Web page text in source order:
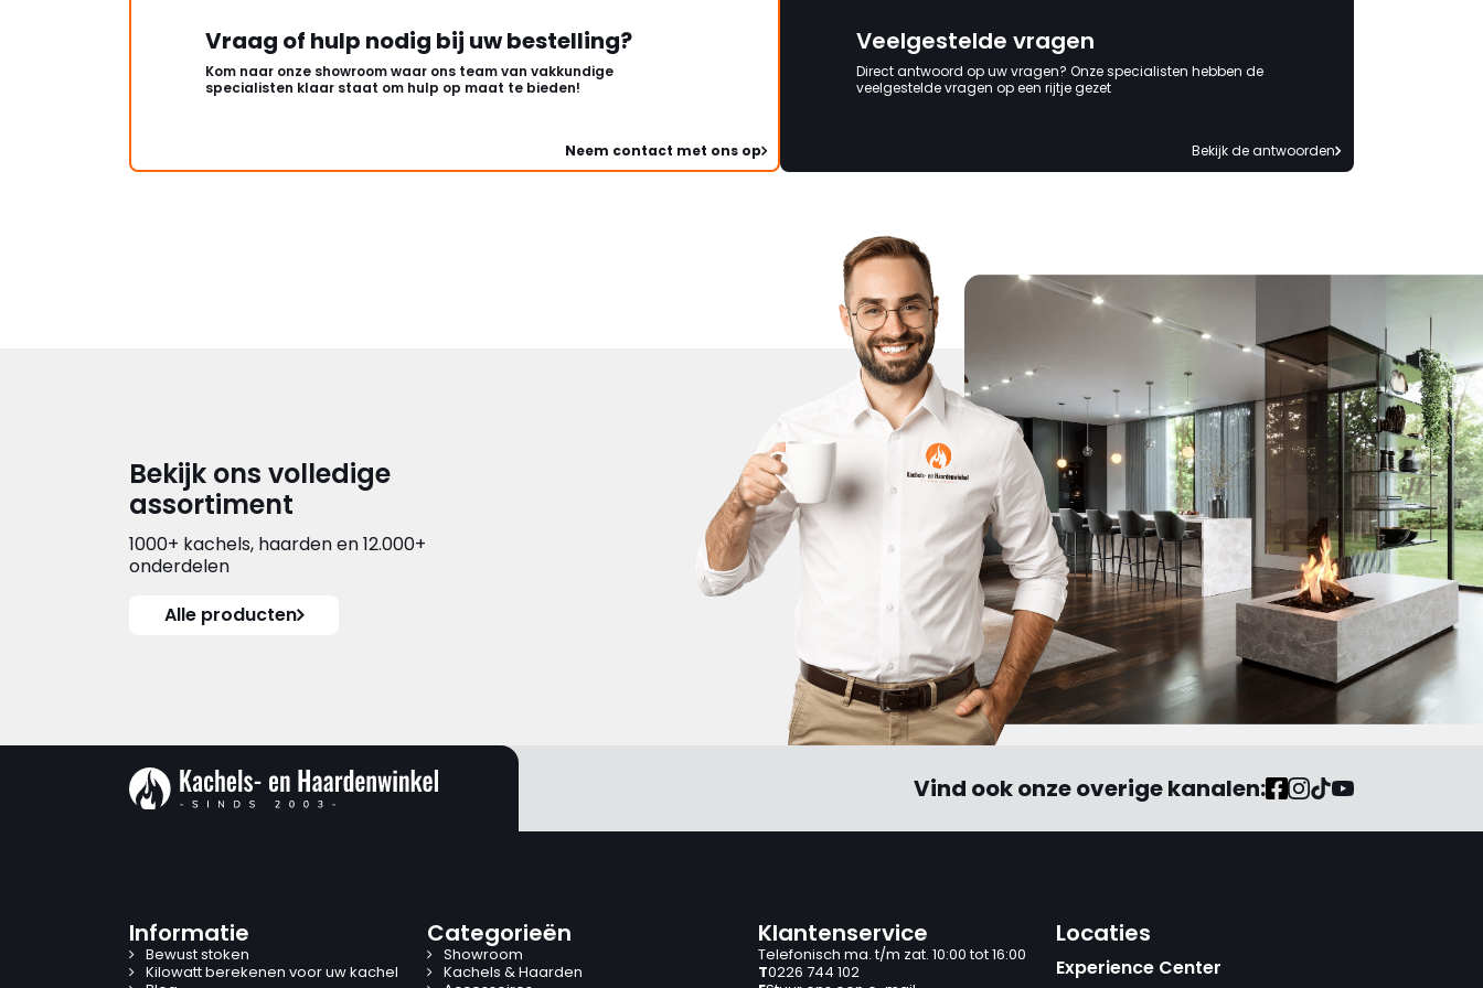
Vraag of hulp nodig bij uw bestelling?
Kom naar onze showroom waar ons team van vakkundige
specialisten klaar staat om hulp op maat te bieden!
Neem contact met ons op
Veelgestelde vragen
Direct antwoord op uw vragen? Onze specialisten hebben de
veelgestelde vragen op een rijtje gezet
Bekijk de antwoorden
Bekijk ons volledige
assortiment
1000+ kachels, haarden en 12.000+
onderdelen
Alle producten
Vind ook onze overige kanalen:
Informatie
Bewust stoken
Kilowatt berekenen voor uw kachel
Categorieën
Showroom
Kachels & Haarden
Klantenservice
Telefonisch ma. t/m zat. 10:00 tot 16:00
T0226 744 102
Locaties
Experience Center